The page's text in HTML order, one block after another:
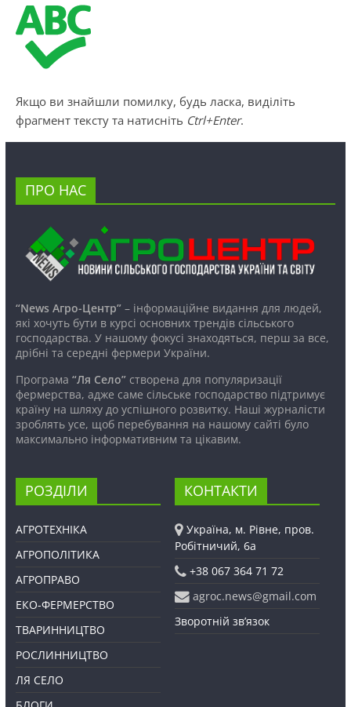
Якщо ви знайшли помилку, будь ласка, виділіть
фрагмент тексту та натисніть Ctrl+Enter.
ПРО НАС
“News Агро-Центр”– інформаційне видання для людей,
які хочуть бути в курсі основних трендів сільського
господарства. У нашому фокусі знаходяться, перш за все,
дрібні та середні фермери України.
Програма “Ля Село”створена для популяризації
фермерства, адже саме сільське господарство підтримує
країну на шляху до успішного розвитку. Наші журналісти
зроблять усе, щоб перебування на нашому сайті було
максимально інформативним та цікавим.
РОЗДІЛИ
АГРОТЕХНІКА
АГРОПОЛІТИКА
АГРОПРАВО
ЕКО-ФЕРМЕРСТВО
ТВАРИННИЦТВО
РОСЛИННИЦТВО
ЛЯ СЕЛО
КОНТАКТИ
Україна, м. Рівне, пров.
Робітничий, 6а
+38 067 364 71 72
agroc.news@gmail.com
Зворотній зв’язок